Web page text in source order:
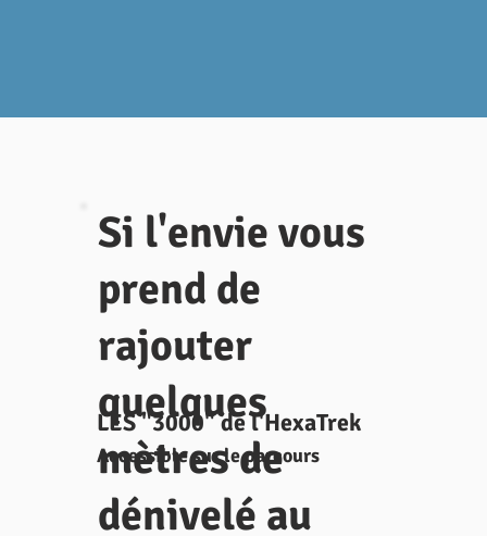
LES "3000" de l'HexaTrek
Accessible sur le parcours
Si l'envie vous
prend de
rajouter
quelques
mètres de
dénivelé au